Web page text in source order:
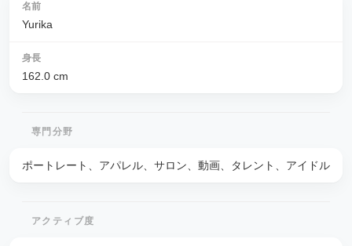
名前
Yurika
身長
162.0 cm
専門分野
ポートレート、アパレル、サロン、動画、タレント、アイドル
アクティブ度